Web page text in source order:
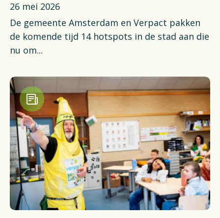
26 mei 2026
De gemeente Amsterdam en Verpact pakken
de komende tijd 14 hotspots in de stad aan die
nu om...